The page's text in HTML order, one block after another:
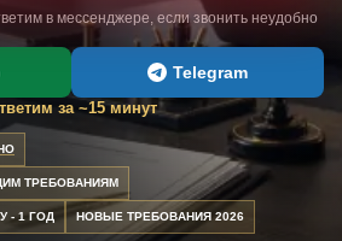
в мессенджере, если звонить неудобно
Telegram
за ~15 минут
ТРЕБОВАНИЯМ
- 1 ГОД НОВЫЕ ТРЕБОВАНИЯ 2026